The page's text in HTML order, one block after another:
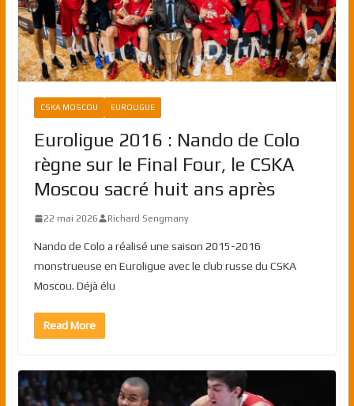
CSKA MOSCOU EUROLIGUE
Euroligue 2016 : Nando de Colo
règne sur le Final Four, le CSKA
Moscou sacré huit ans après
22 mai 2026 Richard Sengmany
Nando de Colo a réalisé une saison 2015-2016
monstrueuse en Euroligue avec le club russe du CSKA
Moscou. Déjà élu
Read More